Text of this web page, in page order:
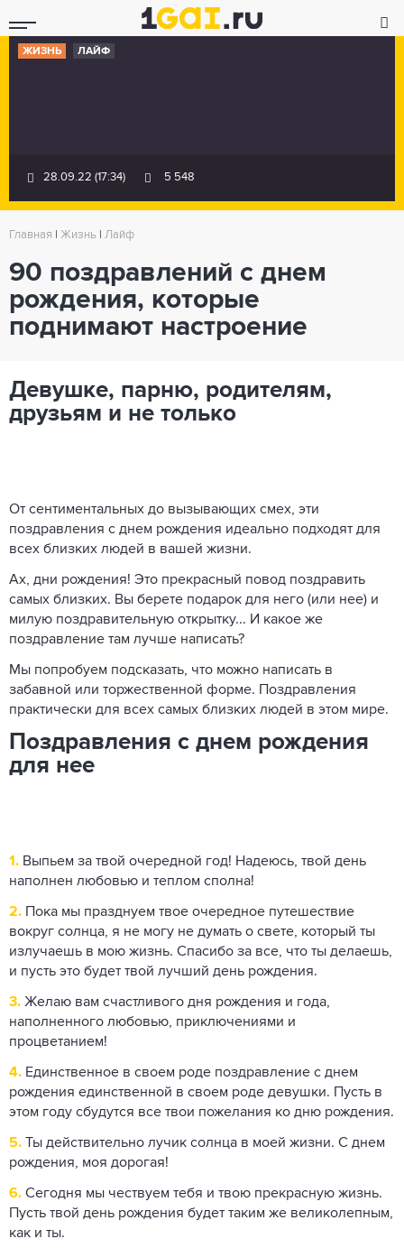
ЖИЗНЬ ЛАЙФ
28.09.22 (17:34) 5 548
Главная Жизнь Лайф
90 поздравлений с днем
рождения, которые
поднимают настроение
Девушке, парню, родителям,
друзьям и не только
От сентиментальных до вызывающих смех, эти
поздравления с днем ​​рождения идеально подходят для
всех близких людей в вашей жизни.
Ах, дни рождения! Это прекрасный повод поздравить
самых близких. Вы берете подарок для него (или нее) и
милую поздравительную открытку... И какое же
поздравление там лучше написать?
Мы попробуем подсказать, что можно написать в
забавной или торжественной форме. Поздравления
практически для всех самых близких людей в этом мире.
Поздравления с днем ​​​​рождения
для нее
1. Выпьем за твой очередной год! Надеюсь, твой день
наполнен любовью и теплом сполна!
2. Пока мы празднуем твое очередное путешествие
вокруг солнца, я не могу не думать о свете, который ты
излучаешь в мою жизнь. Спасибо за все, что ты делаешь,
и пусть это будет твой лучший день рождения.
3. Желаю вам счастливого дня рождения и года,
наполненного любовью, приключениями и
процветанием!
4. Единственное в своем роде поздравление с днем ​​
рождения единственной в своем роде девушки. Пусть в
этом году сбудутся все твои пожелания ко дню рождения.
5. Ты действительно лучик солнца в моей жизни. С днем
рождения, моя дорогая!
6. Сегодня мы чествуем тебя и твою прекрасную жизнь.
Пусть твой день рождения будет таким же великолепным,
как и ты.